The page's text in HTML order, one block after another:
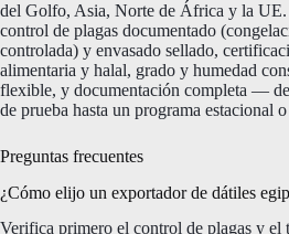
del Golfo, Asia, Norte de África y la UE.
control de plagas documentado
controlada) y envasado sellado,
alimentaria y halal, grado y humedad
flexible, y documentación completa —
de prueba hasta un programa estacional
Preguntas frecuentes
¿Cómo elijo un exportador de dátiles
Verifica primero el control de plagas y el